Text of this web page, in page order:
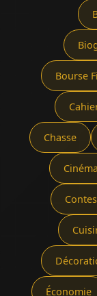
Bourse
Chasse
Cinéma
Économie